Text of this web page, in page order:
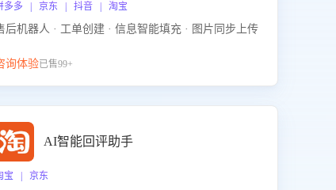
多多 | 京东 | 抖音 | 淘宝
后机器人 · 工单创建 · 信息智能填充 · 图片同步上传
询体验已售99+
AI智能回评助手
宝 | 京东